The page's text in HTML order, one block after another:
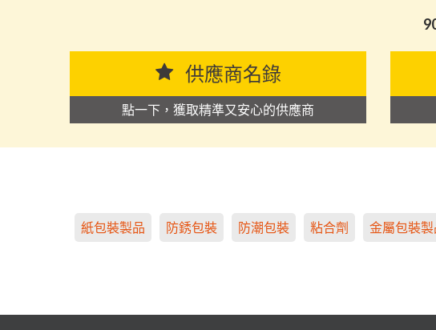
供應商名錄
點一下，獲取精準又安心的供應商
紙包裝製品 防銹包裝 防潮包裝 粘合劑 金屬包裝製